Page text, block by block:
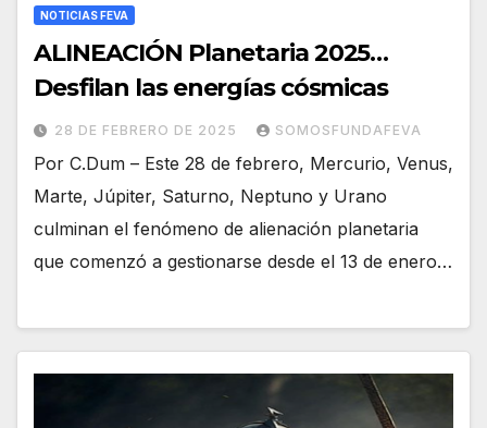
NOTICIAS FEVA
ALINEACIÓN Planetaria 2025…
Desfilan las energías cósmicas
28 DE FEBRERO DE 2025 SOMOSFUNDAFEVA
Por C.Dum – Este 28 de febrero, Mercurio, Venus,
Marte, Júpiter, Saturno, Neptuno y Urano
culminan el fenómeno de alienación planetaria
que comenzó a gestionarse desde el 13 de enero…